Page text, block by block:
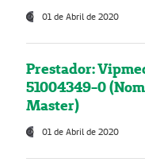
01 de Abril de 2020
Prestador:
51004349-0
Master)
01 de Abril de 2020